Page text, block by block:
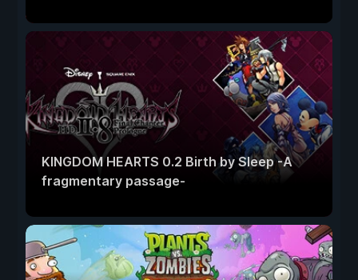
KINGDOM HEARTS 0.2 Birth by Sleep -A
fragmentary passage-